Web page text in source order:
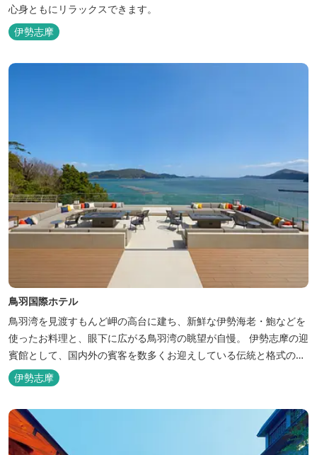
心身ともにリラックスできます。
伊勢志摩
鳥羽国際ホテル
鳥羽湾を見渡すもんど岬の高台に建ち、新鮮な伊勢海老・鮑などを
使ったお料理と、眼下に広がる鳥羽湾の眺望が自慢。 伊勢志摩の迎
賓館として、国内外の賓客を数多くお迎えしている伝統と格式のあ
るホテルです。 【2024年3月25日リニューアル】 クラブラウンジ
アクセス付の新客室「オーシャンビュースイート・クラブ」が誕
生！ エントランスやフロント、ザ・ロビーラウンジ、パールオーシ
ャンテラ...
伊勢志摩